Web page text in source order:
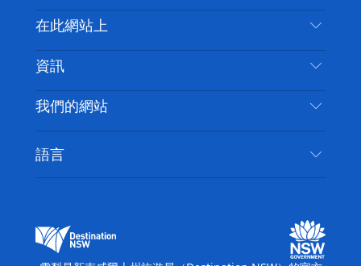
喳
喳
聯絡我們
免責聲明
隱私
Cookie 通知
在此網站上
目的地
要做的事情
新南威爾士州公路旅行
活動
住宿
資訊
旅行資訊
無障礙雪梨
列出您的業務
我們的網站
新南威爾士州旅遊局（Destination NSW）媒體中
語言